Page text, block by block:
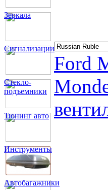
Зеркала
Сигнализации
Стекло-
подъемники
Тюнинг авто
Инструменты
Автобагажники
Ford